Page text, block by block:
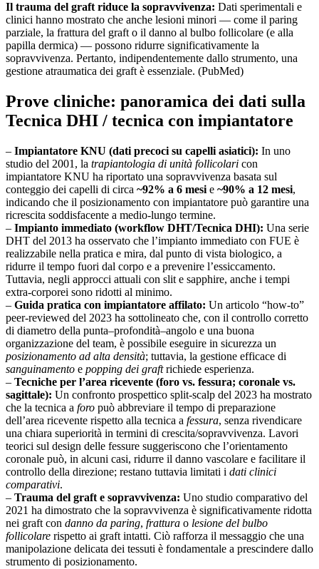
Il trauma del graft riduce la sopravvivenza: Dati sperimentali e
clinici hanno mostrato che anche lesioni minori — come il paring
parziale, la frattura del graft o il danno al bulbo follicolare (e alla
papilla dermica) — possono ridurre significativamente la
sopravvivenza. Pertanto, indipendentemente dallo strumento, una
gestione atraumatica dei graft è essenziale. (PubMed)
Prove cliniche: panoramica dei dati sulla
Tecnica DHI / tecnica con impiantatore
– Impiantatore KNU (dati precoci su capelli asiatici): In uno
studio del 2001, la trapiantologia di unità follicolari con
impiantatore KNU ha riportato una sopravvivenza basata sul
conteggio dei capelli di circa ~92% a 6 mesi e ~90% a 12 mesi,
indicando che il posizionamento con impiantatore può garantire una
ricrescita soddisfacente a medio-lungo termine.
– Impianto immediato (workflow DHT/Tecnica DHI): Una serie
DHT del 2013 ha osservato che l’impianto immediato con FUE è
realizzabile nella pratica e mira, dal punto di vista biologico, a
ridurre il tempo fuori dal corpo e a prevenire l’essiccamento.
Tuttavia, negli approcci attuali con slit e sapphire, anche i tempi
extra-corporei sono ridotti al minimo.
– Guida pratica con impiantatore affilato: Un articolo “how-to”
peer-reviewed del 2023 ha sottolineato che, con il controllo corretto
di diametro della punta–profondità–angolo e una buona
organizzazione del team, è possibile eseguire in sicurezza un
posizionamento ad alta densità; tuttavia, la gestione efficace di
sanguinamento e popping dei graftrichiede esperienza.
– Tecniche per l’area ricevente (foro vs. fessura; coronale vs.
sagittale): Un confronto prospettico split-scalp del 2023 ha mostrato
che la tecnica a foro può abbreviare il tempo di preparazione
dell’area ricevente rispetto alla tecnica a fessura, senza rivendicare
una chiara superiorità in termini di crescita/sopravvivenza. Lavori
teorici sul design delle fessure suggeriscono che l’orientamento
coronale può, in alcuni casi, ridurre il danno vascolare e facilitare il
controllo della direzione; restano tuttavia limitati i dati clinici
comparativi.
– Trauma del graft e sopravvivenza: Uno studio comparativo del
2021 ha dimostrato che la sopravvivenza è significativamente ridotta
nei graft con danno da paring, frattura o lesione del bulbo
follicolare rispetto ai graft intatti. Ciò rafforza il messaggio che una
manipolazione delicata dei tessuti è fondamentale a prescindere dallo
strumento di posizionamento.